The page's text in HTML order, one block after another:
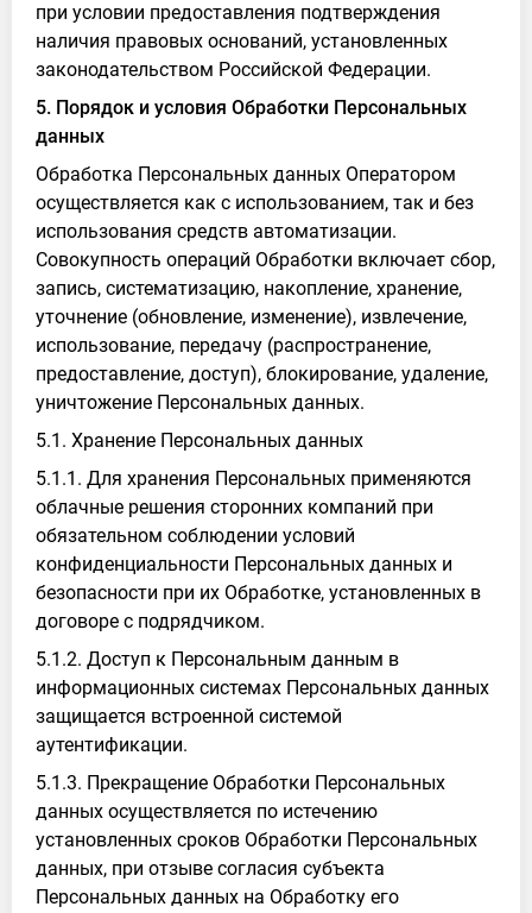
при условии предоставления подтверждения
наличия правовых оснований, установленных
законодательством Российской Федерации.
5. Порядок и условия Обработки Персональных
данных
Обработка Персональных данных Оператором
осуществляется как с использованием, так и без
использования средств автоматизации.
Совокупность операций Обработки включает сбор,
запись, систематизацию, накопление, хранение,
уточнение (обновление, изменение), извлечение,
использование, передачу (распространение,
предоставление, доступ), блокирование, удаление,
уничтожение Персональных данных.
5.1. Хранение Персональных данных
5.1.1. Для хранения Персональных применяются
облачные решения сторонних компаний при
обязательном соблюдении условий
конфиденциальности Персональных данных и
безопасности при их Обработке, установленных в
договоре с подрядчиком.
5.1.2. Доступ к Персональным данным в
информационных системах Персональных данных
защищается встроенной системой
аутентификации.
5.1.3. Прекращение Обработки Персональных
данных осуществляется по истечению
установленных сроков Обработки Персональных
данных, при отзыве согласия субъекта
Персональных данных на Обработку его